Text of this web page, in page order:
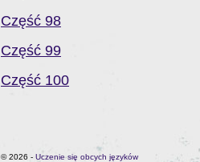
Część 98
Część 99
Część 100
© 2026 - Uczenie się obcych języków